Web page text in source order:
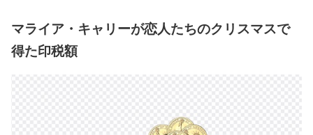
マライア・キャリーが恋人たちのクリスマスで
得た印税額